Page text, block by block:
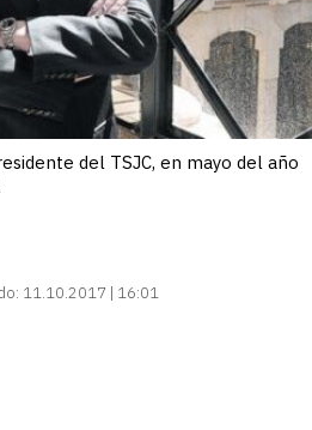
del TSJC, en mayo del año
11.10.2017 | 16:01